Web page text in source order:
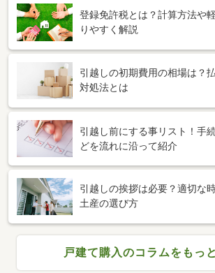
登録免許税とは？計算方法や
りやすく解説
引越しの初期費用の相場は？
対処法とは
引越し前にする事リスト！手
どを流れに沿って紹介
引越しの挨拶は必要？適切な
土産の選び方
戸建て購入のコラムをもっ